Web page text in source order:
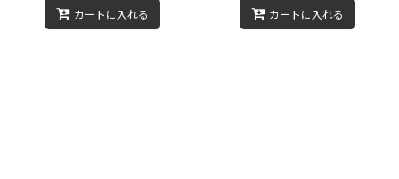
カートに入れる カートに入れる